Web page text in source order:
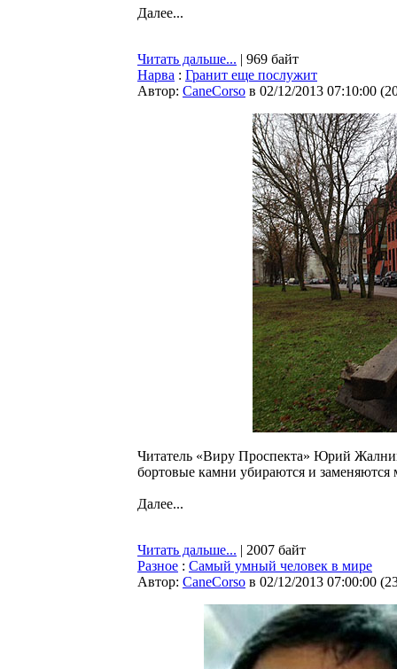
Далее...
Читать дальше... | 969 байт
Нарва : Гранит еще послужит
Автор: CaneCorso в 02/12/2013 07:10:00 (
Читатель «Виру Проспекта» Юрий
бортовые камни убираются и
Далее...
Читать дальше... | 2007 байт
Разное : Cамый умный человек в мире
Автор: CaneCorso в 02/12/2013 07:00:00 (